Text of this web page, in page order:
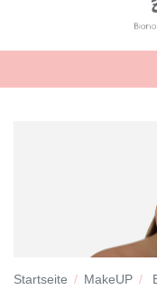
Startseite MakeUP